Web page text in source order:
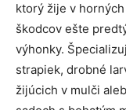
ktorý žije v
škodcov ešte
výhonky.
strapiek, drobné
žijúcich v mulči